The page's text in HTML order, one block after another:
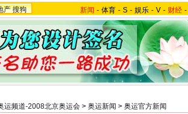
产 搜狗 新闻 - 体育 - S - 娱乐 - V - 财经 -
运频道-2008北京奥运会 > 奥运新闻 > 奥运官方新闻